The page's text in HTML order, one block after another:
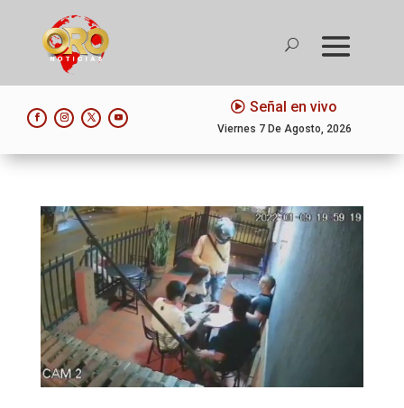
Señal en vivo
Viernes 7 De Agosto, 2026